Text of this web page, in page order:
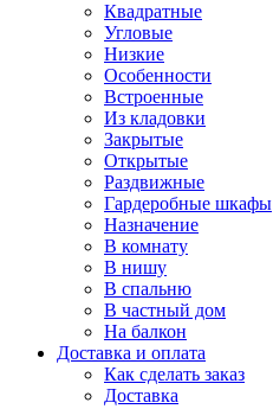
Квадратные
Угловые
Низкие
Особенности
Встроенные
Из кладовки
Закрытые
Открытые
Раздвижные
Гардеробные шкафы
Назначение
В комнату
В нишу
В спальню
В частный дом
На балкон
Доставка и оплата
Как сделать заказ
Доставка